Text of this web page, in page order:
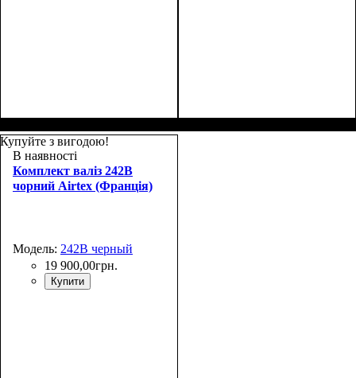
Купуйте з вигодою!
В наявності
Комплект валіз 242B
чорний Airtex (Франція)
Модель: 242B черный
19 900,00грн.
Купити